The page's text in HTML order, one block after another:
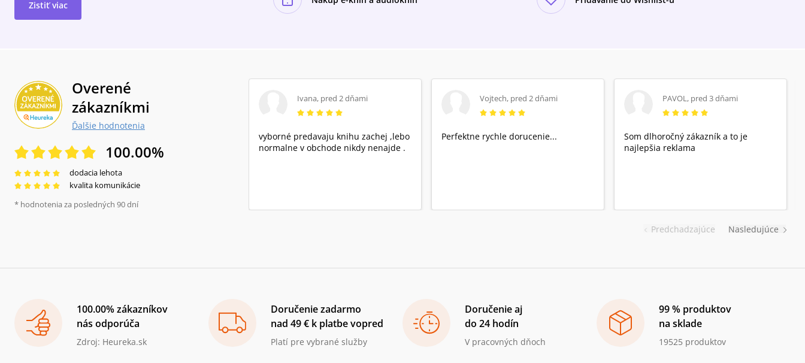
Zistiť viac
Overené
zákazníkmi
Ďalšie hodnotenia
100.00%
dodacia lehota
kvalita komunikácie
* hodnotenia za posledných 90 dní
Predchadzajúce
Ivana, pred 2 dňami
vyborné predavaju knihu zachej ,lebo
normalne v obchode nikdy nenajde .
Vojtech, pred 2 dňami
Perfektne rychle dorucenie...
PAVOL, pred 3 dňami
Som dlhoročný zákazník a to je
najlepšia reklama
Nasledujúce
100.00% zákazníkov
nás odporúča
Zdroj: Heureka.sk
Doručenie zadarmo
nad 49 € k platbe vopred
Platí pre vybrané služby
Doručenie aj
do 24 hodín
V pracovných dňoch
99 % produktov
na sklade
19525 produktov